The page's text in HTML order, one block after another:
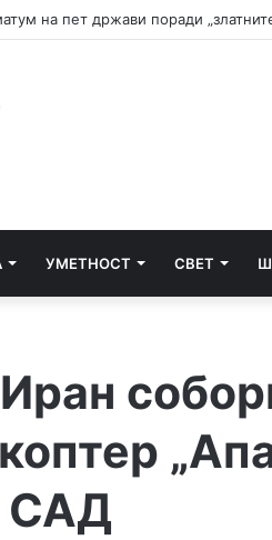
судењето за убиството на
УМЕТНОСТ СВЕТ
САД